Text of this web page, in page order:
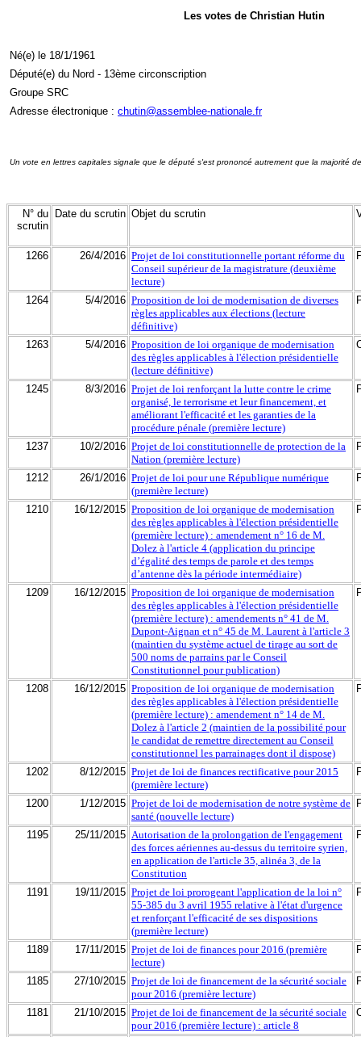
Les votes de Christian Hutin
Né(e) le 18/1/1961
Député(e) du Nord - 13ème circonscription
Groupe SRC
Adresse électronique : chutin@assemblee-nationale.fr
Un vote en lettres capitales signale que le député s'est prononcé autrement que la majorité
N° du
scrutin
Date du scrutin Objet du scrutin
1266 26/4/2016 Projet de loi constitutionnelle portant réforme du
Conseil supérieur de la magistrature (deuxième
lecture)
1264 5/4/2016 Proposition de loi de modernisation de diverses
règles applicables aux élections (lecture
définitive)
1263 5/4/2016 Proposition de loi organique de modernisation
des règles applicables à l'élection présidentielle
(lecture définitive)
1245 8/3/2016 Projet de loi renforçant la lutte contre le crime
organisé, le terrorisme et leur financement, et
améliorant l'efficacité et les garanties de la
procédure pénale (première lecture)
1237 10/2/2016 Projet de loi constitutionnelle de protection de la
Nation (première lecture)
1212 26/1/2016 Projet de loi pour une République numérique
(première lecture)
1210 16/12/2015 Proposition de loi organique de modernisation
des règles applicables à l'élection présidentielle
(première lecture) : amendement n° 16 de M.
Dolez à l'article 4 (application du principe
d’égalité des temps de parole et des temps
d’antenne dès la période intermédiaire)
1209 16/12/2015 Proposition de loi organique de modernisation
des règles applicables à l'élection présidentielle
(première lecture) : amendements n° 41 de M.
Dupont-Aignan et n° 45 de M. Laurent à l'article 3
(maintien du système actuel de tirage au sort de
500 noms de parrains par le Conseil
Constitutionnel pour publication)
1208 16/12/2015 Proposition de loi organique de modernisation
des règles applicables à l'élection présidentielle
(première lecture) : amendement n° 14 de M.
Dolez à l'article 2 (maintien de la possibilité pour
le candidat de remettre directement au Conseil
constitutionnel les parrainages dont il dispose)
1202 8/12/2015 Projet de loi de finances rectificative pour 2015
(première lecture)
1200 1/12/2015 Projet de loi de modernisation de notre système de
santé (nouvelle lecture)
1195 25/11/2015 Autorisation de la prolongation de l'engagement
des forces aériennes au-dessus du territoire syrien,
en application de l'article 35, alinéa 3, de la
Constitution
1191 19/11/2015 Projet de loi prorogeant l'application de la loi n°
55-385 du 3 avril 1955 relative à l'état d'urgence
et renforçant l'efficacité de ses dispositions
(première lecture)
1189 17/11/2015 Projet de loi de finances pour 2016 (première
lecture)
1185 27/10/2015 Projet de loi de financement de la sécurité sociale
pour 2016 (première lecture)
1181 21/10/2015 Projet de loi de financement de la sécurité sociale
pour 2016 (première lecture) : article 8